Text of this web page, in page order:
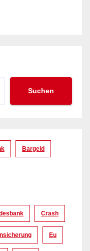
Suchen
Bargeld
Crash
Eu